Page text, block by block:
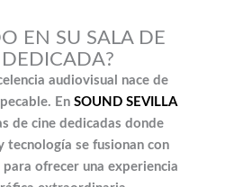
EN SU SALA DE
audiovisual nace de
En SOUND SEVILLA
de cine dedicadas donde
tecnología se fusionan con
ofrecer una experiencia